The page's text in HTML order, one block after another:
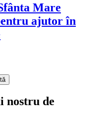
Mare
ajutor în
nostru de